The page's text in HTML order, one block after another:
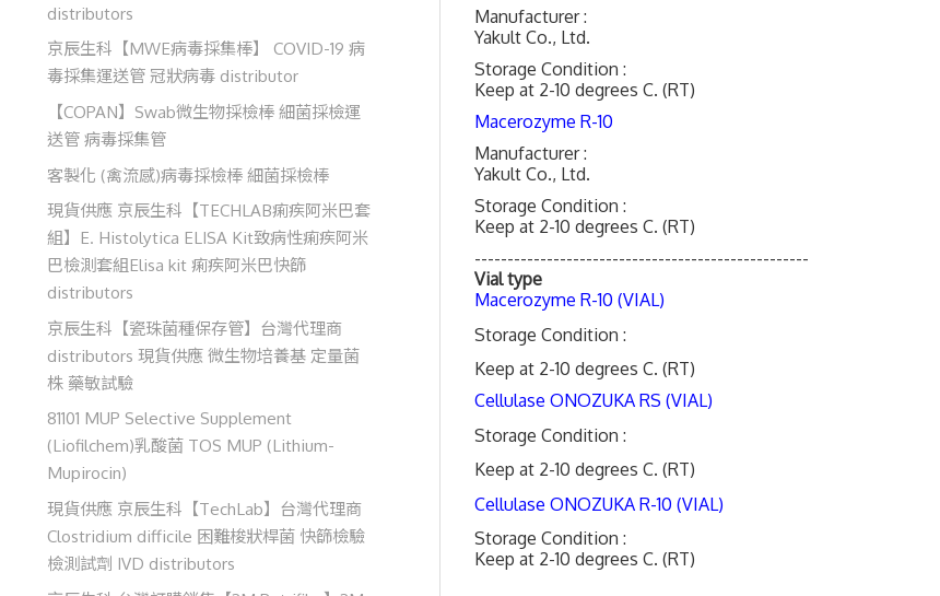
distributors
京辰生科【MWE病毒採集棒】 COVID-19 病
毒採集運送管 冠狀病毒 distributor
【COPAN】Swab微生物採檢棒 細菌採檢運
送管 病毒採集管
客製化 (禽流感)病毒採檢棒 細菌採檢棒
現貨供應 京辰生科【TECHLAB痢疾阿米巴套
組】E. Histolytica ELISA Kit致病性痢疾阿米
巴檢測套組Elisa kit 痢疾阿米巴快篩
distributors
京辰生科【瓷珠菌種保存管】台灣代理商
distributors 現貨供應 微生物培養基 定量菌
株 藥敏試驗
81101 MUP Selective Supplement
(Liofilchem)乳酸菌 TOS MUP (Lithium-
Mupirocin)
現貨供應 京辰生科【TechLab】台灣代理商
Clostridium difficile 困難梭狀桿菌 快篩檢驗
檢測試劑 IVD distributors
Manufacturer :
Yakult Co., Ltd.
Storage Condition :
Keep at 2-10 degrees C. (RT)
Macerozyme R-10
Manufacturer :
Yakult Co., Ltd.
Storage Condition :
Keep at 2-10 degrees C. (RT)
---------------------------------------------------
Vial type
Macerozyme R-10 (VIAL)
Storage Condition :
Keep at 2-10 degrees C. (RT)
Cellulase ONOZUKA RS (VIAL)
Storage Condition :
Keep at 2-10 degrees C. (RT)
Cellulase ONOZUKA R-10 (VIAL)
Storage Condition :
Keep at 2-10 degrees C. (RT)